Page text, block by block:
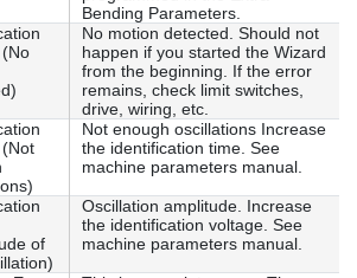
Bending Parameters.
No motion detected. Should not
happen if you started the Wizard
from the beginning. If the error
remains, check limit switches,
drive, wiring, etc.
Not enough oscillations Increase
the identification time. See
machine parameters manual.
of
Oscillation amplitude. Increase
the identification voltage. See
machine parameters manual.